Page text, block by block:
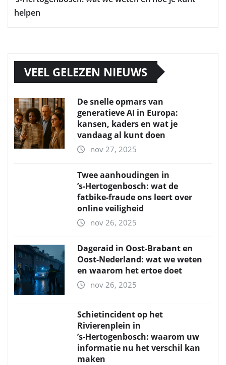
helpen
VEEL GELEZEN NIEUWS
De snelle opmars van
generatieve AI in Europa:
kansen, kaders en wat je
vandaag al kunt doen
nov 27, 2025
Twee aanhoudingen in
’s‑Hertogenbosch: wat de
fatbike‑fraude ons leert over
online veiligheid
nov 26, 2025
Dageraid in Oost-Brabant en
Oost-Nederland: wat we weten
en waarom het ertoe doet
nov 26, 2025
Schietincident op het
Rivierenplein in
’s‑Hertogenbosch: waarom uw
informatie nu het verschil kan
maken